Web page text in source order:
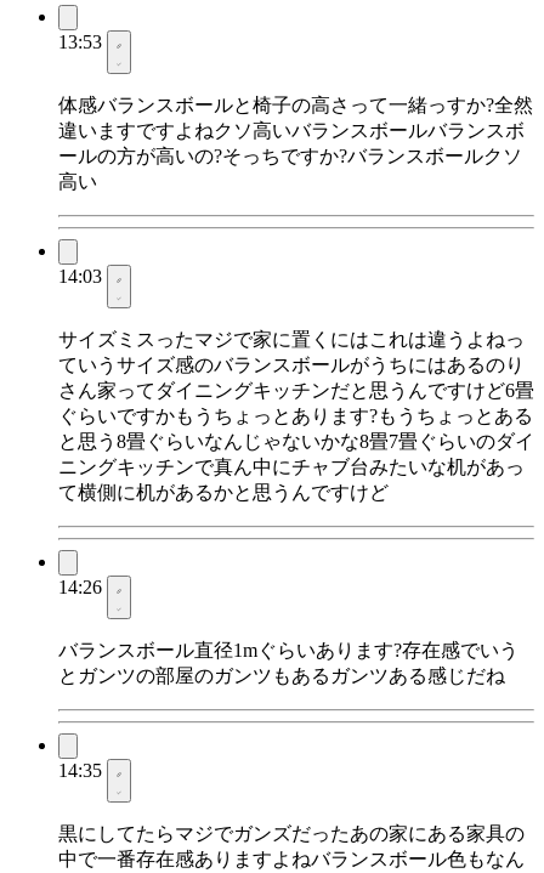
13:53
体感バランスボールと椅子の高さって一緒っすか?全然
違いますですよねクソ高いバランスボールバランスボ
ールの方が高いの?そっちですか?バランスボールクソ
高い
14:03
サイズミスったマジで家に置くにはこれは違うよねっ
ていうサイズ感のバランスボールがうちにはあるのり
さん家ってダイニングキッチンだと思うんですけど6畳
ぐらいですかもうちょっとあります?もうちょっとある
と思う8畳ぐらいなんじゃないかな8畳7畳ぐらいのダイ
ニングキッチンで真ん中にチャブ台みたいな机があっ
て横側に机があるかと思うんですけど
14:26
バランスボール直径1mぐらいあります?存在感でいう
とガンツの部屋のガンツもあるガンツある感じだね
14:35
黒にしてたらマジでガンズだったあの家にある家具の
中で一番存在感ありますよねバランスボール色もなん